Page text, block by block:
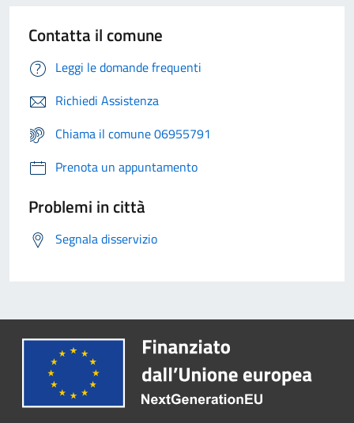
Contatta il comune
Leggi le domande frequenti
Richiedi Assistenza
Chiama il comune 06955791
Prenota un appuntamento
Problemi in città
Segnala disservizio